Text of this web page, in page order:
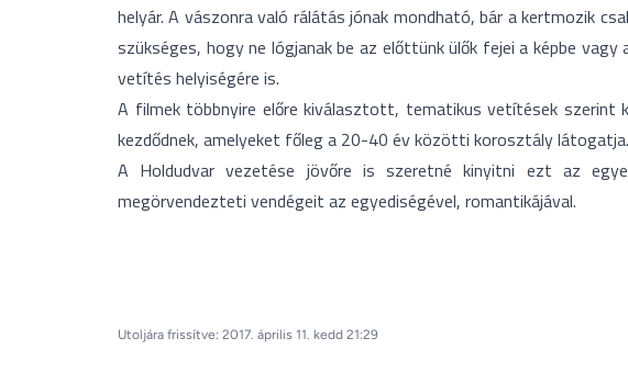
helyár. A vászonra való rálátás jónak mondható, bár a kertmozik
szükséges, hogy ne lógjanak be az előttünk ülők fejei a képbe
vetítés helyiségére is.
A filmek többnyire előre kiválasztott, tematikus vetítések szerint
kezdődnek, amelyeket főleg a 20-40 év közötti korosztály látogatja.
A Holdudvar vezetése jövőre is szeretné kinyitni ezt az
megörvendezteti vendégeit az egyediségével, romantikájával.
Utoljára frissítve: 2017. április 11. kedd 21:29